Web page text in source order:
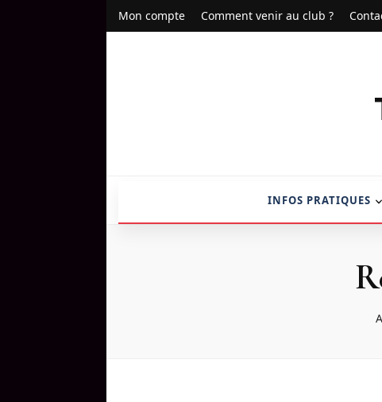
Mon compte Comment venir au club ?
INFOS PRATIQUES